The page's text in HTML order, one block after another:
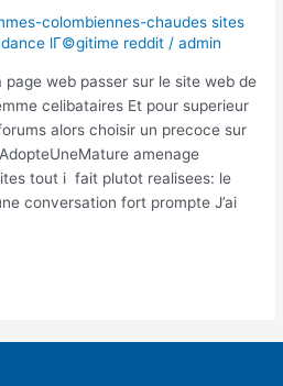
colombiennes-chaudes sites
lГ©gitime reddit /admin
page web passer sur le site web de
celibataires Et pour superieur
alors choisir un precoce sur
amenage
tout i fait plutot realisees: le
conversation fort prompte J’ai